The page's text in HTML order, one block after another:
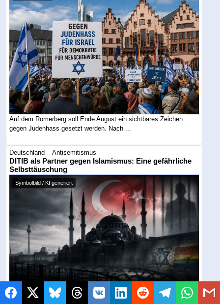
Auf dem Römerberg soll Ende August ein sichtbares Zeichen
gegen Judenhass gesetzt werden. Nach ...
Deutschland -- Antisemitismus
DITIB als Partner gegen Islamismus: Eine gefährliche
Selbsttäuschung
Symbolbild / KI generiert
SPD-Abgeordneter Macit Karaahmetoğlu preist DITIB nach dem
Berliner Terroranschlag als Partner ...